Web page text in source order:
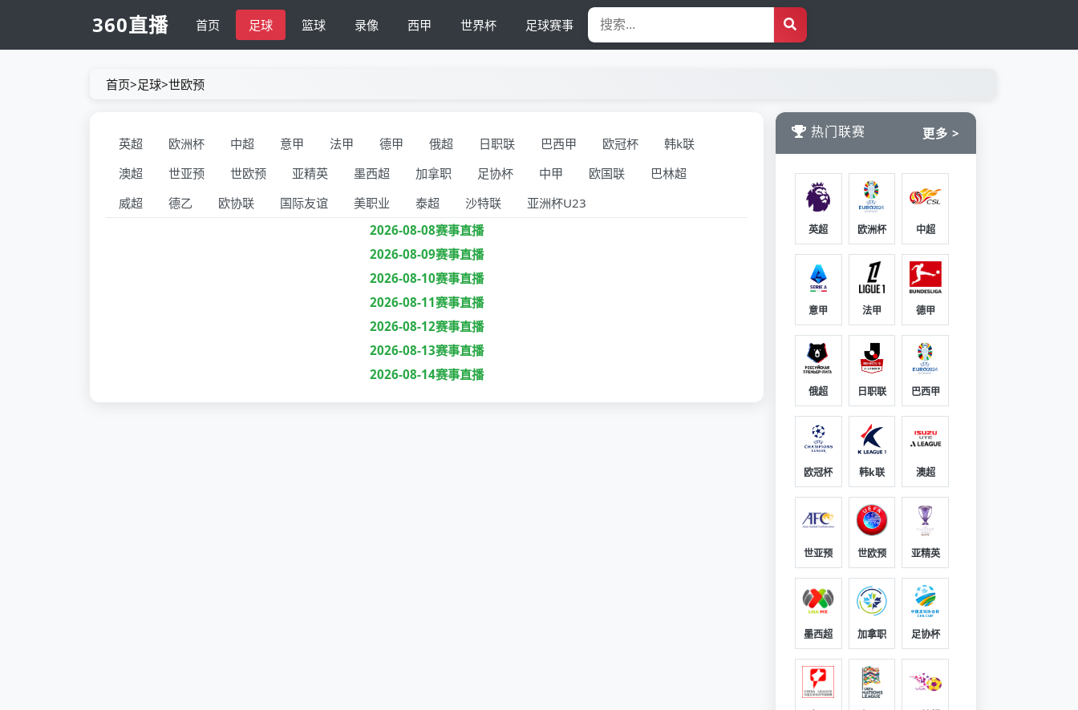
360直播 首页 足球 篮球 录像 西甲 世界杯 足球赛事
首页>足球>世欧预
英超 欧洲杯 中超 意甲 法甲 德甲 俄超 日职联 巴西甲 欧冠杯
韩k联
澳超
世亚预 世欧预 亚精英 墨西超 加拿职 足协杯 中甲 欧国联
巴林超
威超
德乙 欧协联 国际友谊 美职业 泰超 沙特联
亚洲杯U23
2026-08-08赛事直播
2026-08-09赛事直播
2026-08-10赛事直播
2026-08-11赛事直播
2026-08-12赛事直播
2026-08-13赛事直播
2026-08-14赛事直播
热门联赛 更多 >
英超 欧洲杯 中超
意甲 法甲 德甲
俄超 日职联 巴西甲
欧冠杯 韩k联 澳超
世亚预 世欧预 亚精英
墨西超 加拿职 足协杯